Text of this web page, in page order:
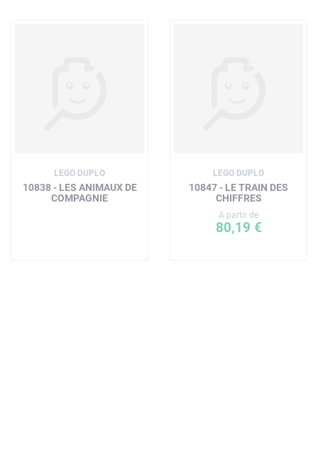
LEGO DUPLO
10838 - LES ANIMAUX DE
COMPAGNIE
LEGO DUPLO
10847 - LE TRAIN DES
CHIFFRES
A partir de
80,19 €